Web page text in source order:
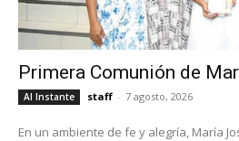
Primera Comunión de
Al Instante staff - 7 agosto, 2026
En un ambiente de fe y alegría, María